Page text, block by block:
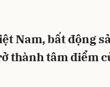
Nam, bất động
thành tâm điểm